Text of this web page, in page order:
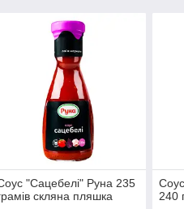
"Сацебелі" Руна 235
скляна пляшка
240